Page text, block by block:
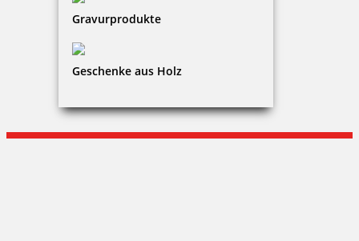
Gravurprodukte
Geschenke aus Holz
KONTAKT
Repro Kellerer GmbH
Mirjam Kellerer
+49 (0)89 - 520 32 969